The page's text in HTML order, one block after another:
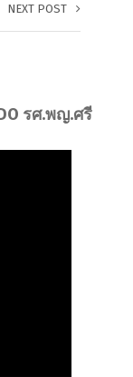
NEXT POST
DO รศ.พญ.ศรี